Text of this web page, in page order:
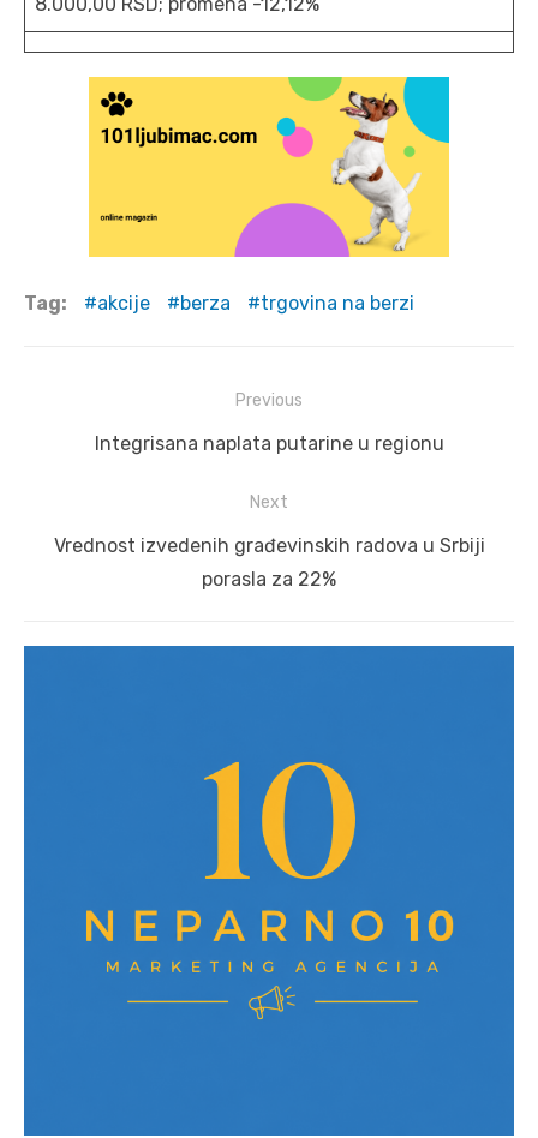
Tag: akcije berza trgovina na berzi
navigation
Previous
Previous
Integrisana naplata putarine u regionu
Next
Next
Vrednost izvedenih građevinskih radova u Srbiji
porasla za 22%